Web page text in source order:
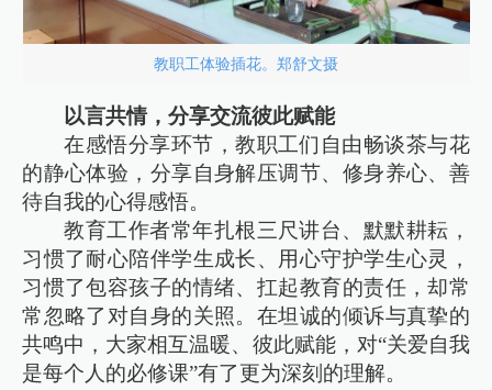
教职工体验插花。郑舒文摄
以言共情，分享交流彼此赋能
在感悟分享环节，教职工们自由畅谈茶与花
的静心体验，分享自身解压调节、修身养心、善
待自我的心得感悟。
教育工作者常年扎根三尺讲台、默默耕耘，
习惯了耐心陪伴学生成长、用心守护学生心灵，
习惯了包容孩子的情绪、扛起教育的责任，却常
常忽略了对自身的关照。在坦诚的倾诉与真挚的
共鸣中，大家相互温暖、彼此赋能，对“关爱自我
是每个人的必修课”有了更为深刻的理解。